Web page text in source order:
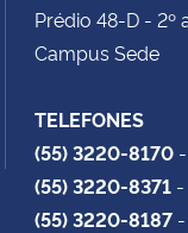
Prédio 48-D - 2º
Campus Sede
TELEFONES
(55) 3220-8170
(55) 3220-8371
(55) 3220-8187